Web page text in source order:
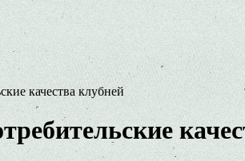
качества клубней